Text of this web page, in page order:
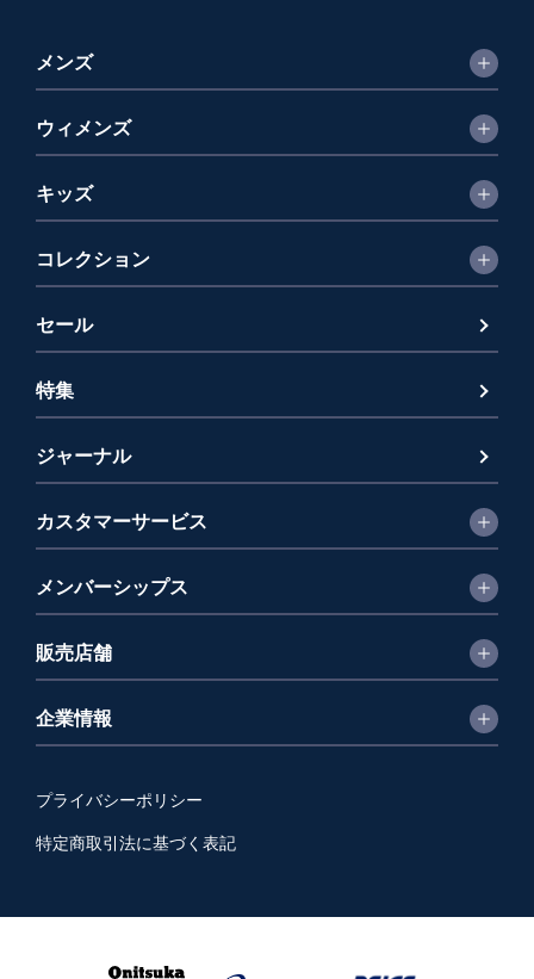
メンズ
ウィメンズ
キッズ
コレクション
セール
特集
ジャーナル
カスタマーサービス
メンバーシップス
販売店舗
企業情報
プライバシーポリシー
特定商取引法に基づく表記